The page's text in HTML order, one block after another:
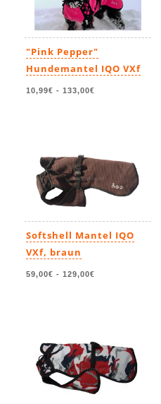
"Pink Pepper"
Hundemantel IQO VXf
10,99€ - 133,00€
Softshell Mantel IQO
VXf, braun
59,00€ - 129,00€